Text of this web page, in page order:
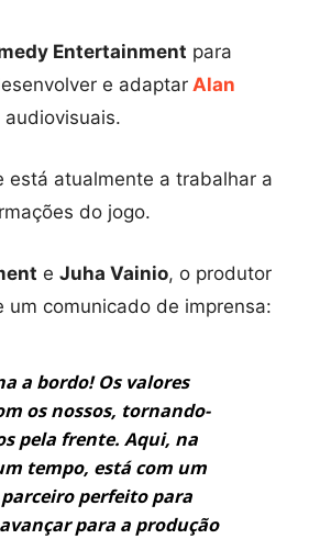
Entertainment para
e adaptar Alan
está atualmente a trabalhar a
do jogo.
e Juha Vainio, o produtor
comunicado de imprensa:
a bordo! Os valores
os nossos, tornando-
pela frente. Aqui, na
tempo, está com um
perfeito para
para a produção